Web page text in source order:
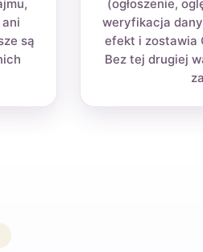
są
(ogłoszenie,
weryfikacja
efekt i zostawia
Bez tej drugiej